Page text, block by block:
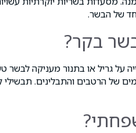
של הבשר.
בקר?
על גריל או בתנור מעניקה
של הרטבים והתבלינים. תבשילי